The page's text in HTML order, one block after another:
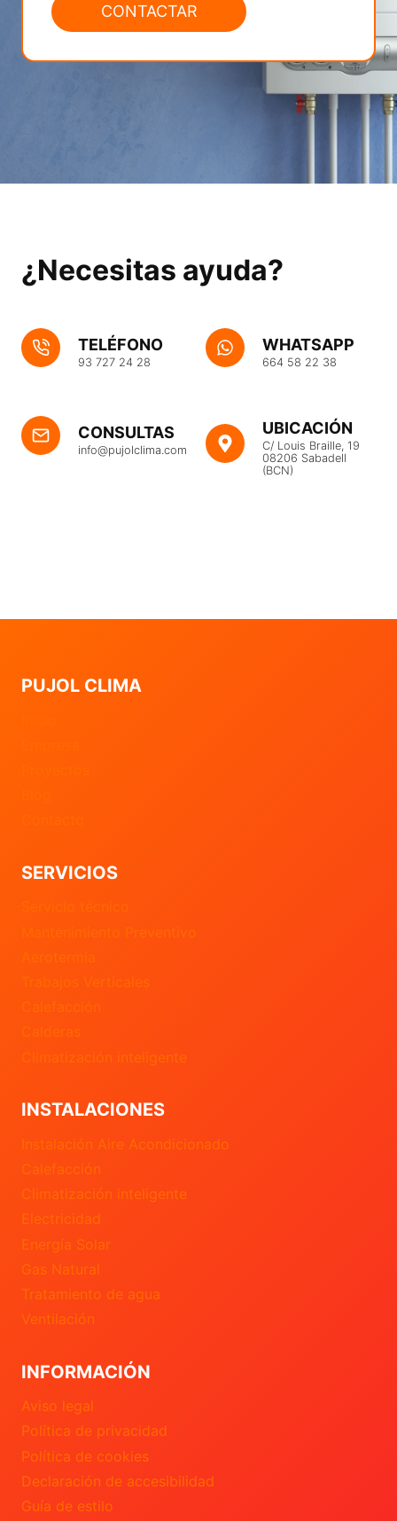
CONTACTAR
¿Necesitas ayuda?
TELÉFONO
93 727 24 28
WHATSAPP
664 58 22 38
CONSULTAS
info@pujolclima.com
UBICACIÓN
C/ Louis Braille, 19
08206 Sabadell
(BCN)
PUJOL CLIMA
SERVICIOS
Mantenimiento Preventivo
Trabajos Verticales
Calefacción
Calderas
Climatización inteligente
INSTALACIONES
Instalación Aire Acondicionado
Calefacción
Climatización inteligente
Electricidad
Energía Solar
Gas Natural
Tratamiento de agua
Ventilación
INFORMACIÓN
Aviso legal
Política de privacidad
Política de cookies
Declaración de accesibilidad
Guía de estilo